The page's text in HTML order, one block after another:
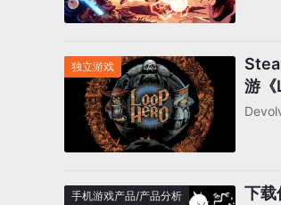
独立游戏
游《
趣世
手机游戏产品/产品分析
下载